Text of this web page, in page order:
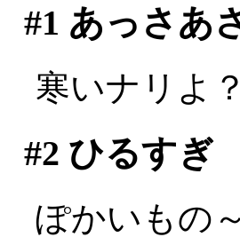
#1 あっさあ
寒いナリよ？
#2 ひるすぎ
ぽかいもの